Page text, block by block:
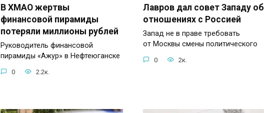
В ХМАО жертвы
финансовой пирамиды
потеряли миллионы рублей
Руководитель финансовой
пирамиды «Ажур» в Нефтеюганске
0 2.2к.
Лавров дал совет Западу об
отношениях с Россией
Запад не в праве требовать
от Москвы смены политического
0 2к.